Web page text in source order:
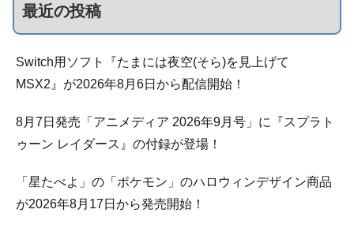
最近の投稿
Switch用ソフト『たまには夜空(そら)を見上げて
MSX2』が2026年8月6日から配信開始！
8月7日発売「アニメディア 2026年9月号」に『スプラト
ゥーン レイダース』の付録が登場！
「星たべよ」の「ポケモン」のハロウィンデザイン商品
が2026年8月17日から発売開始！